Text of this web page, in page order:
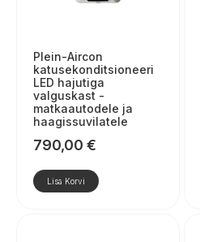
Plein-Aircon
katusekonditsioneeri
LED hajutiga
valguskast -
matkaautodele ja
haagissuvilatele
790,00 €
Lisa Korvi